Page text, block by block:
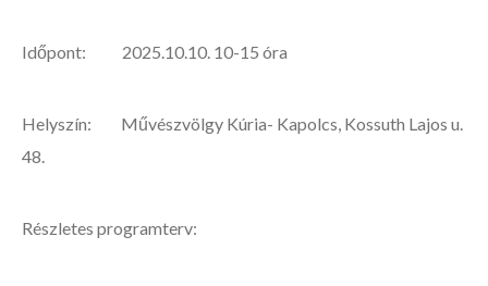
Időpont: 2025.10.10. 10-15 óra
Helyszín: Művészvölgy Kúria- Kapolcs, Kossuth Lajos u.
48.
Részletes programterv: